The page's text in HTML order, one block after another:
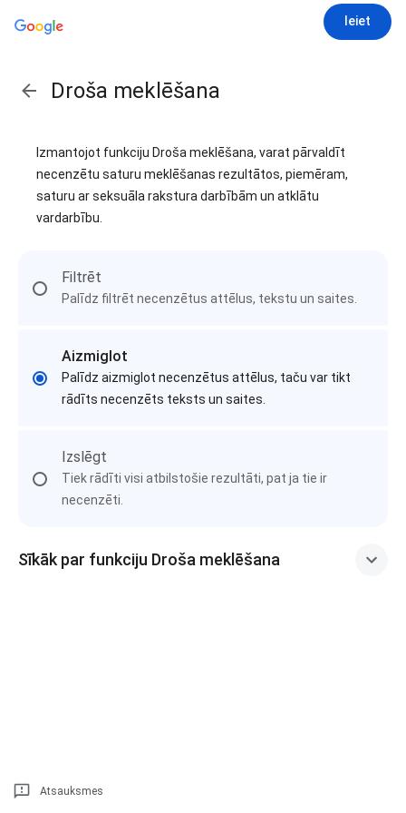
Ieiet
Droša meklēšana
Izmantojot funkciju Droša meklēšana, varat pārvaldīt
necenzētu saturu meklēšanas rezultātos, piemēram,
saturu ar seksuāla rakstura darbībām un atklātu
vardarbību.
Filtrēt
Palīdz filtrēt necenzētus attēlus, tekstu un saites.
Aizmiglot
Palīdz aizmiglot necenzētus attēlus, taču var tikt
rādīts necenzēts teksts un saites.
Izslēgt
Tiek rādīti visi atbilstošie rezultāti, pat ja tie ir
necenzēti.
Sīkāk par funkciju Droša meklēšana
Atsauksmes